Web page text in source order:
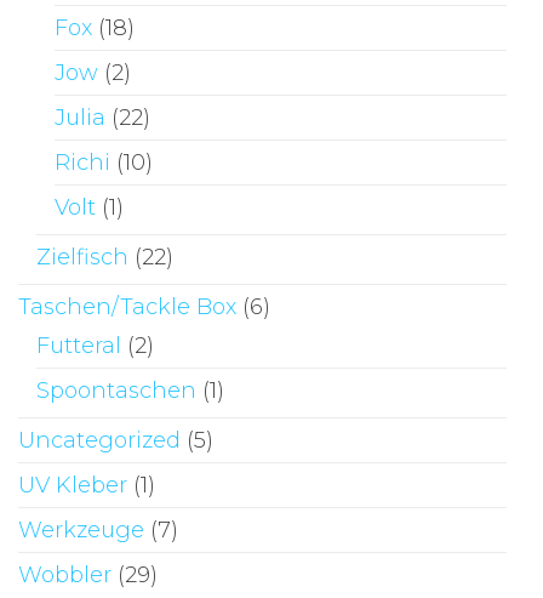
Fox (18)
Jow (2)
Julia (22)
Richi (10)
Volt (1)
Zielfisch (22)
Taschen/Tackle Box (6)
Futteral
(2)
Spoontaschen (1)
Uncategorized (5)
UV Kleber (1)
Werkzeuge (7)
Wobbler (29)